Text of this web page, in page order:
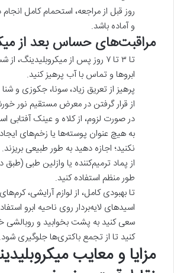
روز قبل از مراجعه، استحمام کامل
و آماده باشد.
مراقبت‌های حساس بعد از
تا ۳ تا ۷ روز پس از
ابروها و تماس با آب پرهیز کنید.
پرهیز از تعریق زیاد، سونا، جکوزی و
از قرار گرفتن در معرض مستقیم نور
در صورت لزوم، از کلاه و عینک آفتابی
به هیچ عنوان پوسته‌ها یا زخم‌های ایجاد
نکنید؛ اجازه دهید به طور طبیعی بریزند.
از پماد ترمیم‌کننده یا وازلین طبی
طور منظم استفاده کنید.
تا بهبودی کامل، از لوازم آرایشی،
اسیدهای لایه‌بردار روی ناحیه ابرو
سعی کنید به پشت بخوابید و روبالشی
کنید تا از تجمع باکتری‌ها جلوگیری شود.
مزایا و معایب